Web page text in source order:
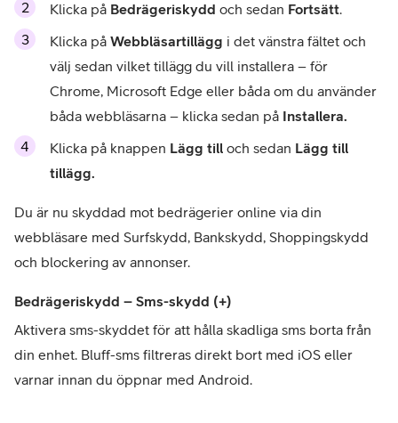
Klicka på Bedrägeriskydd och sedan Fortsätt.
Klicka på Webbläsartillägg i det vänstra fältet och
välj sedan vilket tillägg du vill installera – för
Chrome, Microsoft Edge eller båda om du använder
båda webbläsarna – klicka sedan på Installera.
Klicka på knappen Lägg till och sedan Lägg till
tillägg.
Du är nu skyddad mot bedrägerier online via din
webbläsare med Surfskydd, Bankskydd, Shoppingskydd
och blockering av annonser.
Bedrägeriskydd – Sms-skydd (+)
Aktivera sms-skyddet för att hålla skadliga sms borta från
din enhet. Bluff-sms filtreras direkt bort med iOS eller
varnar innan du öppnar med Android.